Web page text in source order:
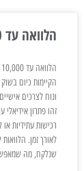
הלוואה עד 10000 ללא ריבית
הקיימות כיום
ונוח לצרכים
זהו פתרון
רכישות עתידיות
לאורך זמן.
שנלקח, מה